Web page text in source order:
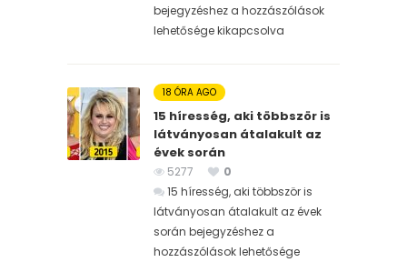
bejegyzéshez a hozzászólások
lehetősége kikapcsolva
18 ÓRA AGO
15 híresség, aki többször is
látványosan átalakult az
évek során
5277
0
15 híresség, aki többször is
látványosan átalakult az évek
során bejegyzéshez a
hozzászólások lehetősége